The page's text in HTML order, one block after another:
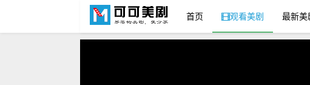
首页 观看美剧 最新美